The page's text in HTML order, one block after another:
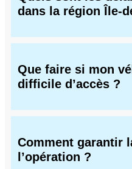
dans la région Île-
Que faire si mon
difficile d’accès ?
Comment garantir
l’opération ?